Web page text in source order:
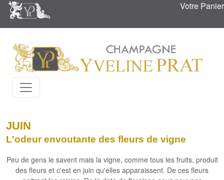
Votre Panier
JUIN
L'odeur envoutante des fleurs de vigne
Peu de gens le savent mais la vigne, comme tous les fruits, produit
des fleurs et c'est en juin qu'elles apparaissent. De ces fleurs